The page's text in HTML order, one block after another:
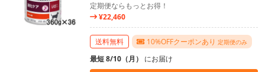
定期便ならもっとお得！
¥22,460
送料無料 10%OFFクーポンあり 定期便のみ
最短 8/10（月） にお届け